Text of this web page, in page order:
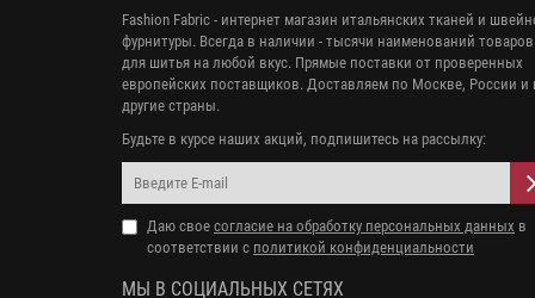
Fashion Fabric - интернет магазин итальянских тканей и
фурнитуры. Всегда в наличии - тысячи наименований товаров
для шитья на любой вкус. Прямые поставки от проверенных
европейских поставщиков. Доставляем по Москве, России и
другие страны.
Будьте в курсе наших акций, подпишитесь на рассылку:
Даю свое согласие на обработку персональных данных в
соответствии с политикой конфиденциальности
МЫ В СОЦИАЛЬНЫХ СЕТЯХ